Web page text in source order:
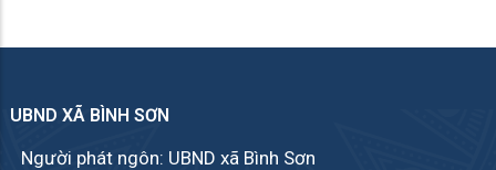
UBND XÃ BÌNH SƠN
Người phát ngôn: UBND xã Bình Sơn